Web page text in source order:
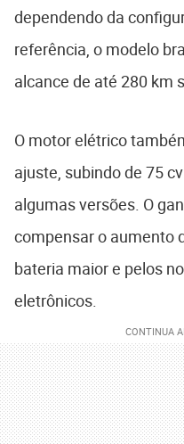
dependendo da
referência, o modelo
alcance de até 280 km
O motor elétrico
ajuste, subindo de 75
algumas versões. O
compensar o aumento
bateria maior e pelos
eletrônicos.